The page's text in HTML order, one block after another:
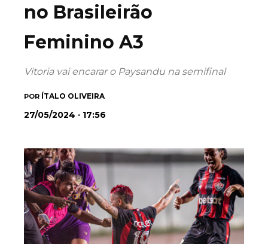
no Brasileirão
Feminino A3
Vitoria vai encarar o Paysandu na semifinal
POR ÍTALO OLIVEIRA
27/05/2024 · 17:56